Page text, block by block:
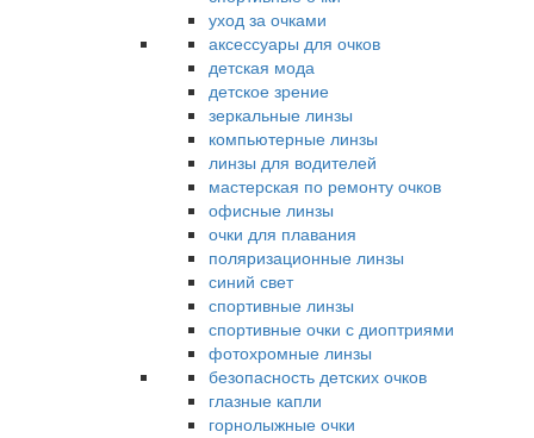
уход за очками
аксессуары для очков
детская мода
детское зрение
зеркальные линзы
компьютерные линзы
линзы для водителей
мастерская по ремонту очков
офисные линзы
очки для плавания
поляризационные линзы
синий свет
спортивные линзы
спортивные очки с диоптриями
фотохромные линзы
безопасность детских очков
глазные капли
горнолыжные очки